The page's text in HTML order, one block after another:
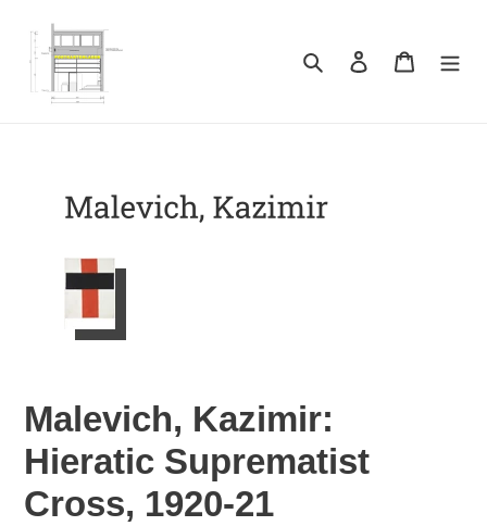
Inhalt
Suchen Einloggen
Malevich, Kazimir:
Hieratic Suprematist
Cross, 1920-21